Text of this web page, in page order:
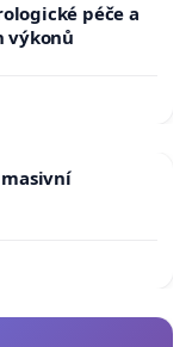
péče a
výkonů